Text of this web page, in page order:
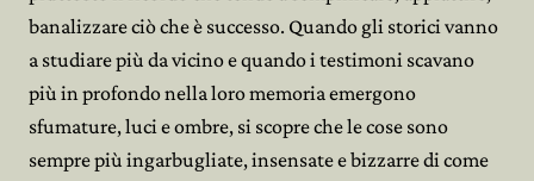
banalizzare ciò che è successo. Quando gli storici vanno
a studiare più da vicino e quando i testimoni scavano
più in profondo nella loro memoria emergono
sfumature, luci e ombre, si scopre che le cose sono
sempre più ingarbugliate, insensate e bizzarre di come